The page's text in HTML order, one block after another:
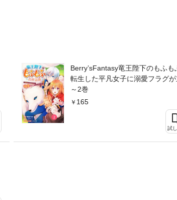
Berry’sFantasy竜王陛下のもふも
転生した平凡女子に溺愛フラグ
～2巻
165
試